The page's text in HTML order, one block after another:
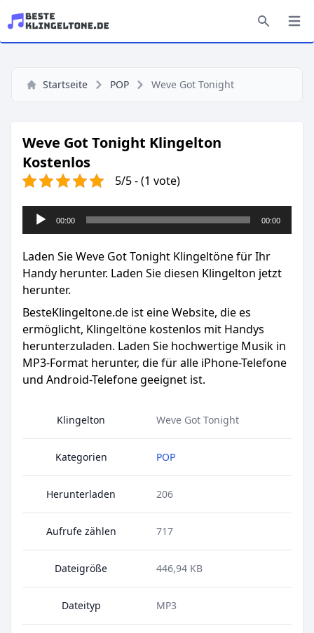
Startseite POP Weve Got Tonight
Weve Got Tonight Klingelton
Kostenlos
5/5 - (1 vote)
Audio-
Player
00:00 00:00
Laden Sie Weve Got Tonight Klingeltöne für Ihr
Handy herunter. Laden Sie diesen Klingelton jetzt
herunter.
BesteKlingeltone.de ist eine Website, die es
ermöglicht, Klingeltöne kostenlos mit Handys
herunterzuladen. Laden Sie hochwertige Musik in
MP3-Format herunter, die für alle iPhone-Telefone
und Android-Telefone geeignet ist.
Klingelton Weve Got Tonight
Kategorien POP
Herunterladen 206
Aufrufe zählen 717
Dateigröße 446,94 KB
Dateityp MP3